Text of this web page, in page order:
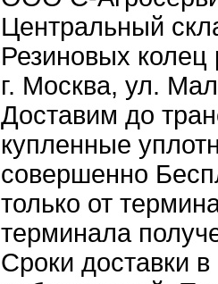
Центральный
Резиновых
г. Москва, ул.
Доставим до
купленные
совершенно
только от
терминала
Сроки доставки